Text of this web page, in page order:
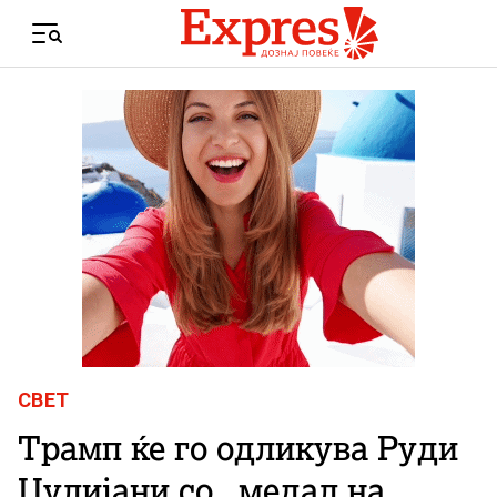
Menu
СВЕТ
Трамп ќе го одликува Руди